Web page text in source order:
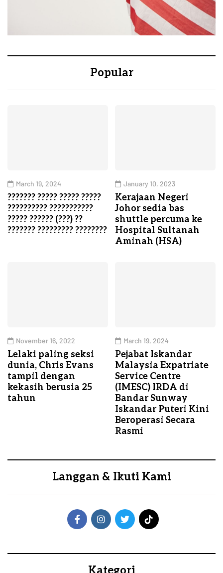
Popular
March 19, 2024
??????? ????? ????? ?????
?????????? ???????????
????? ?????? (???) ??
??????? ????????? ????????
January 10, 2023
Kerajaan Negeri
Johor sedia bas
shuttle percuma ke
Hospital Sultanah
Aminah (HSA)
November 16, 2022
Lelaki paling seksi
dunia, Chris Evans
tampil dengan
kekasih berusia 25
tahun
March 19, 2024
Pejabat Iskandar
Malaysia Expatriate
Service Centre
(IMESC) IRDA di
Bandar Sunway
Iskandar Puteri Kini
Beroperasi Secara
Rasmi
Langgan & Ikuti Kami